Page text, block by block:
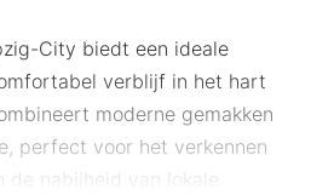
City biedt een ideale
verblijf in het hart
moderne gemakken
perfect voor het verkennen
nabijheid van lokale